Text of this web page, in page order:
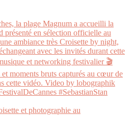
et photographie au